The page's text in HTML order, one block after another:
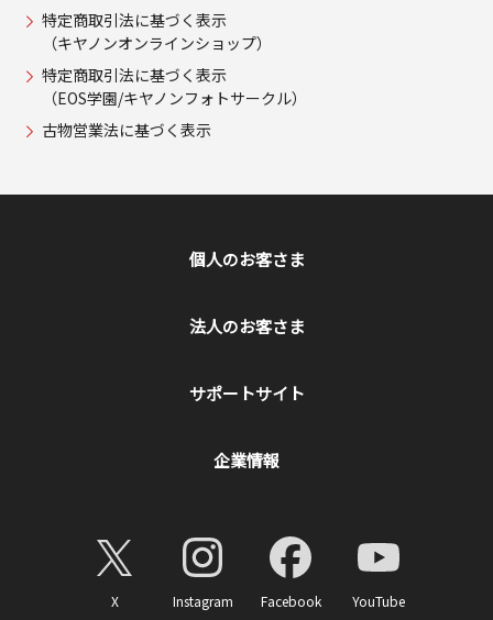
特定商取引法に基づく表示
（キヤノンオンラインショップ）
特定商取引法に基づく表示
（EOS学園/キヤノンフォトサークル）
古物営業法に基づく表示
個人のお客さま
法人のお客さま
サポートサイト
企業情報
X Instagram Facebook YouTube